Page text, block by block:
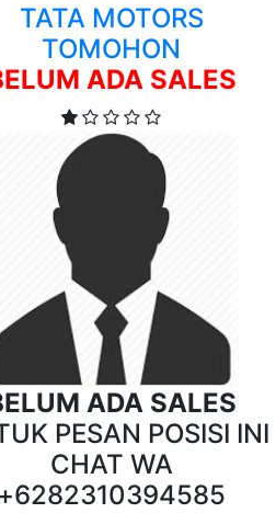
TATA MOTORS
TOMOHON
ADA SALES
ADA SALES
PESAN POSISI INI
CHAT WA
+6282310394585